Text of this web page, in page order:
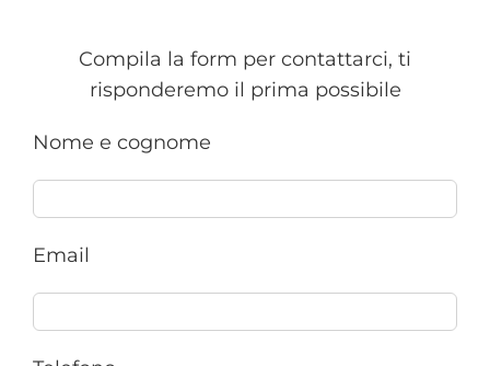
Compila la form per contattarci, ti
risponderemo il prima possibile
Nome e cognome
Email